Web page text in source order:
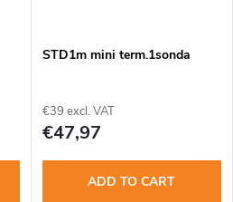
STD1m mini term.1sonda
€39 excl. VAT
€47,97
ADD TO CART